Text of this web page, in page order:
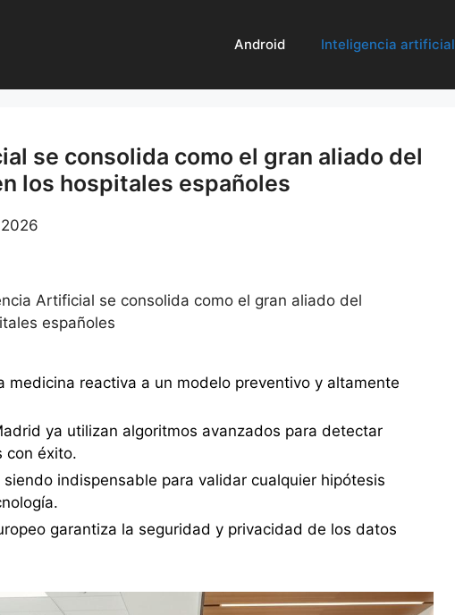
Android Inteligencia artificial
se consolida como el gran aliado del
los hospitales españoles
Artificial se consolida como el gran aliado del
españoles
medicina reactiva a un modelo preventivo y altamente
ya utilizan algoritmos avanzados para detectar
con éxito.
indispensable para validar cualquier hipótesis
garantiza la seguridad y privacidad de los datos